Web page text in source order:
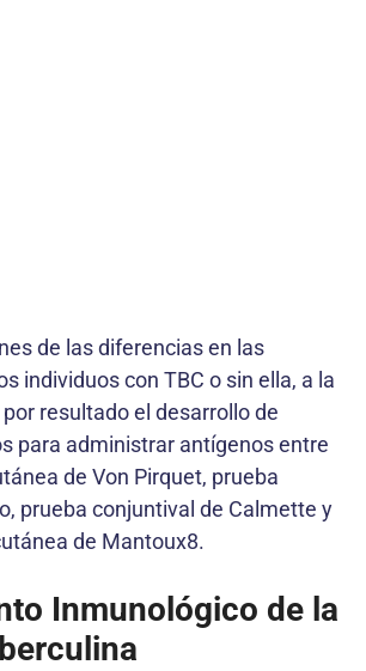
de las diferencias en las
individuos con TBC o sin ella, a la
resultado el desarrollo de
para administrar antígenos entre
de Von Pirquet, prueba
prueba conjuntival de Calmette y
de Mantoux8.
Inmunológico de la